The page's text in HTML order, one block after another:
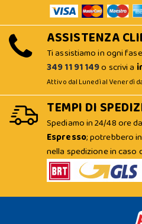
ASSISTENZA
Ti assistiamo in ogni
349 11 91 149o scrivi a
Attivo dal Lunedì al Venerdì
TEMPI DI
Spediamo in 24/48 ore
Espresso; potrebbero
nella spedizione in caso